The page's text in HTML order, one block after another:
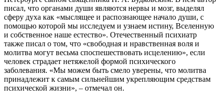
писал, что органами души являются нервы и мозг, выделял
сферу духа как «мыслящее и распознающее начало души, с
помощью которой мы исследуем и узнаем истину, Вселенную
и собственное наше естество». Отечественный психиатр
также писал о том, что «свободная и нравственная воля и
молитва могут весьма споспешествовать исцелению», если
человек страдает нетяжелой формой психического
заболевания. «Мы можем быть смело уверены, что молитва
принадлежит к самым сильнейшим укрепляющим средствам
психической жизни», – отмечал он.